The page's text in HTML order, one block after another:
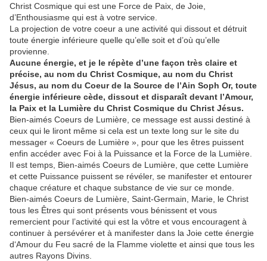
Christ Cosmique qui est une Force de Paix, de Joie,
d’Enthousiasme qui est à votre service.
La projection de votre coeur a une activité qui dissout et détruit
toute énergie inférieure quelle qu’elle soit et d’où qu’elle
provienne.
Aucune énergie, et je le répète d’une façon très claire et
précise, au nom du Christ Cosmique, au nom du Christ
Jésus, au nom du Coeur de la Source de l’Ain Soph Or, toute
énergie inférieure cède, dissout et disparaît devant l’Amour,
la Paix et la Lumière du Christ Cosmique du Christ Jésus.
Bien-aimés Coeurs de Lumière, ce message est aussi destiné à
ceux qui le liront même si cela est un texte long sur le site du
messager « Coeurs de Lumière », pour que les êtres puissent
enfin accéder avec Foi à la Puissance et la Force de la Lumière.
Il est temps, Bien-aimés Coeurs de Lumière, que cette Lumière
et cette Puissance puissent se révéler, se manifester et entourer
chaque créature et chaque substance de vie sur ce monde.
Bien-aimés Coeurs de Lumière, Saint-Germain, Marie, le Christ
tous les Êtres qui sont présents vous bénissent et vous
remercient pour l’activité qui est la vôtre et vous encouragent à
continuer à persévérer et à manifester dans la Joie cette énergie
d‘Amour du Feu sacré de la Flamme violette et ainsi que tous les
autres Rayons Divins.